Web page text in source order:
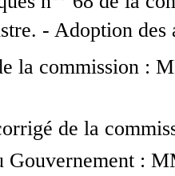
- Adoption des
la commission :
de la
Gouvernement :